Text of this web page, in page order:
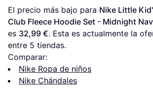
El precio más bajo para Nike Little
Club Fleece Hoodie Set - Midnight
es 32,99 €. Esta es actualmente la
entre 5 tiendas.
Comparar:
Nike Ropa de niños
Nike Chándales